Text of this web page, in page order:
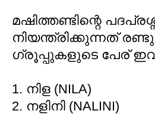
മഷിത്തണ്ടിന്റെ
നിയന്ത്രിക്കുന്നത്‌
ഗ്രൂപ്പുകളുടെ പേര്
1. നിള (NILA)
2. നളിനി (NALINI)